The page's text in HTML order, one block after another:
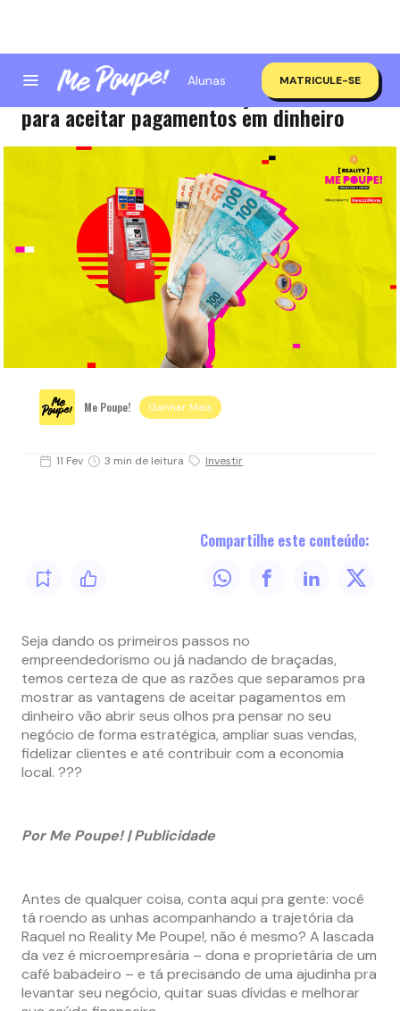
Alunas MATRICULE-SE
Quer empreender? Conheça 4 motivos
para aceitar pagamentos em dinheiro
Me Poupe! Ganhar Mais
11 Fev 3 min de leitura Investir
Compartilhe este conteúdo:
Seja dando os primeiros passos no
empreendedorismo ou já nadando de braçadas,
temos certeza de que as razões que separamos pra
mostrar as vantagens de aceitar pagamentos em
dinheiro vão abrir seus olhos pra pensar no seu
negócio de forma estratégica, ampliar suas vendas,
fidelizar clientes e até contribuir com a economia
local. ???
Por Me Poupe! | Publicidade
Antes de qualquer coisa, conta aqui pra gente: você
tá roendo as unhas acompanhando a trajetória da
Raquel no Reality Me Poupe!, não é mesmo? A lascada
da vez é microempresária – dona e proprietária de um
café babadeiro – e tá precisando de uma ajudinha pra
levantar seu negócio, quitar suas dívidas e melhorar